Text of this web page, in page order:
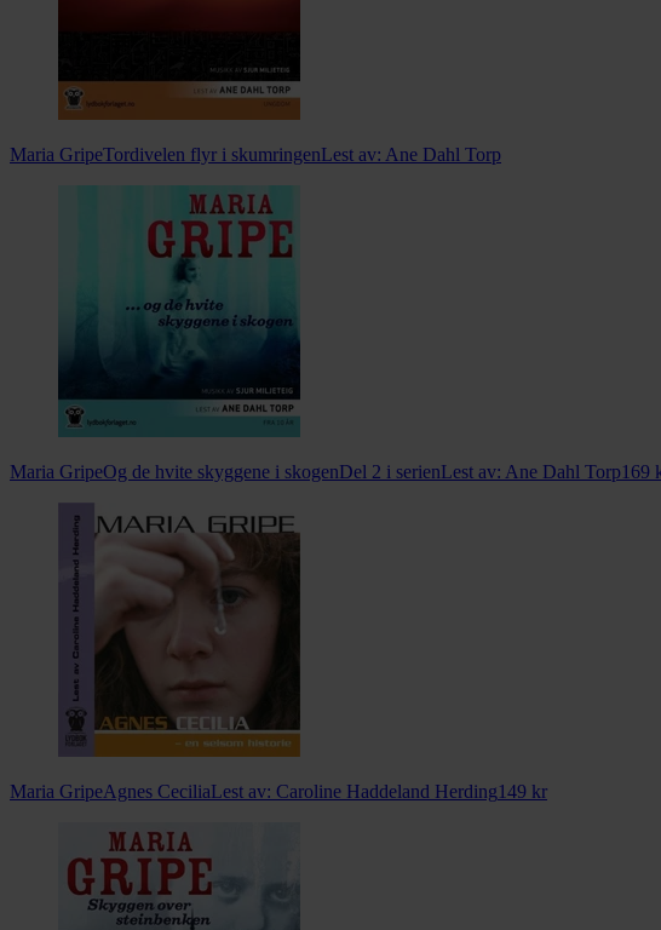
Maria GripeTordivelen flyr i skumringenLest av: Ane Dahl Torp
Maria GripeOg de hvite skyggene i skogenDel 2 i serienLest av: Ane Dahl Torp169
Maria GripeAgnes CeciliaLest av: Caroline Haddeland Herding149 kr